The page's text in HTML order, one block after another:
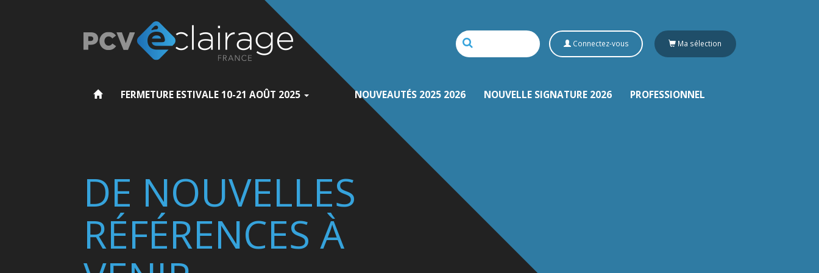
Connectez-vous Ma sélection
FERMETURE ESTIVALE 10-21 AOÛT 2025 NOUVEAUTÉS 2025 2026 NOUVELLE SIGNATURE 2026 PROFESSIONNEL
DE NOUVELLES
RÉFÉRENCES À